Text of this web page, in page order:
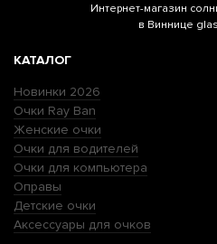
Интернет-магазин
в Виннице
КАТАЛОГ
Новинки 2026
Очки Ray Ban
Женские очки
Очки для водителей
Очки для компьютера
Оправы
Детские очки
Аксессуары для очков